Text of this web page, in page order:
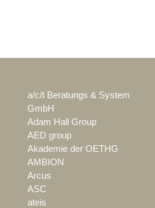
a/c/t Beratungs & System
GmbH
Adam Hall Group
AED group
Akademie der OETHG
AMBION
Arcus
ASC
ateis